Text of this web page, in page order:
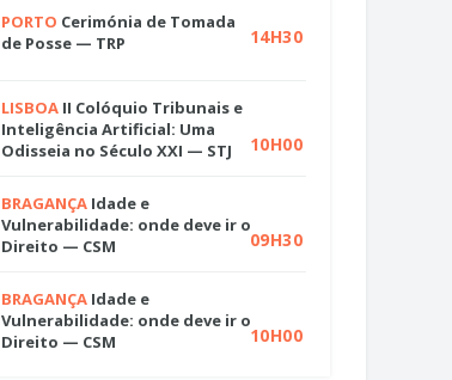
PORTO Cerimónia de Tomada
de Posse — TRP
14H30
LISBOA II Colóquio Tribunais e
Inteligência Artificial: Uma
Odisseia no Século XXI — STJ
10H00
BRAGANÇA Idade e
Vulnerabilidade: onde deve ir o
Direito — CSM
09H30
BRAGANÇA Idade e
Vulnerabilidade: onde deve ir o
Direito — CSM
10H00